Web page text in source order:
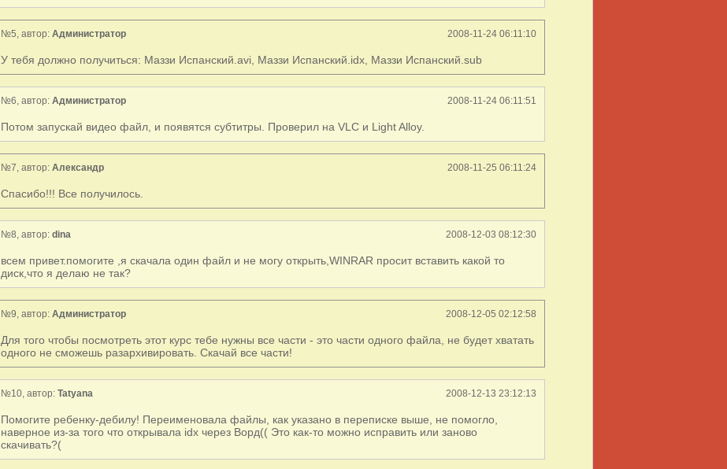
№5, автор: Администратор 2008-11-24 06:11:10
У тебя должно получиться: Маззи Испанский.avi, Маззи Испанский.idx, Маззи Испанский.sub
№6, автор: Администратор 2008-11-24 06:11:51
Потом запускай видео файл, и появятся субтитры. Проверил на VLC и Light Alloy.
№7, автор: Александр 2008-11-25 06:11:24
Спасибо!!! Все получилось.
№8, автор: dina 2008-12-03 08:12:30
всем привет.помогите ,я скачала один файл и не могу открыть,WINRAR просит вставить какой то
диск,что я делаю не так?
№9, автор: Администратор 2008-12-05 02:12:58
Для того чтобы посмотреть этот курс тебе нужны все части - это части одного файла, не будет хватать
одного не сможешь разархивировать. Скачай все части!
№10, автор: Tatyana 2008-12-13 23:12:13
Помогите ребенку-дебилу! Переименовала файлы, как указано в переписке выше, не помогло,
наверное из-за того что открывала idx через Ворд(( Это как-то можно исправить или заново
скачивать?(